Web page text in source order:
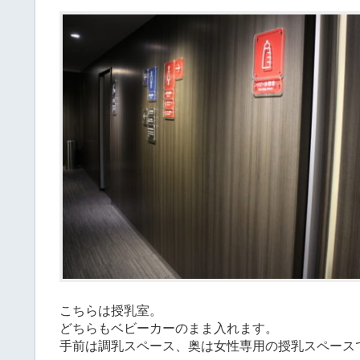
こちらは授乳室。
どちらもベビーカーのまま入れます。
手前は調乳スペース、奥は女性専用の授乳スペース